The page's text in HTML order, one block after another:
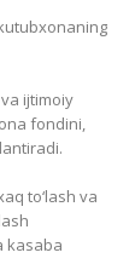
ijtimoiy
fondini,
to‘lash va
kasaba